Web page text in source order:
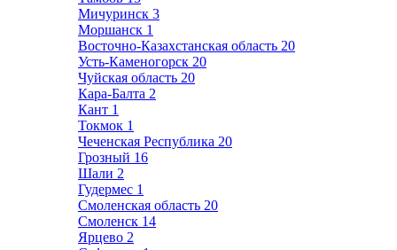
Мичуринск 3
Моршанск 1
Восточно-Казахстанская область 20
Усть-Каменогорск 20
Чуйская область 20
Кара-Балта 2
Кант 1
Токмок 1
Чеченская Республика 20
Грозный 16
Шали 2
Гудермес 1
Смоленская область 20
Смоленск 14
Ярцево 2